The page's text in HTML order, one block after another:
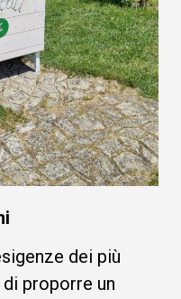
dei più
proporre un